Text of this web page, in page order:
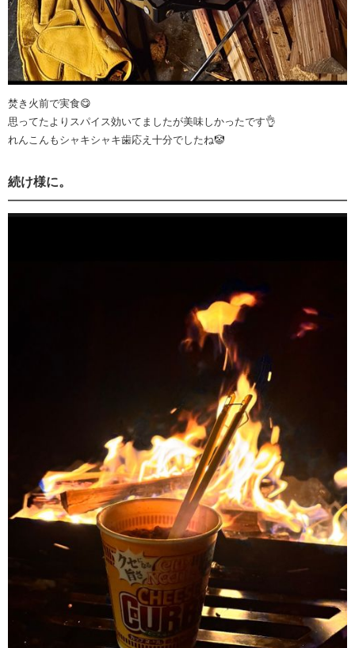
焚き火前で実食😋
思ってたよりスパイス効いてましたが美味しかったです👌
れんこんもシャキシャキ歯応え十分でしたね🤡
続け様に。